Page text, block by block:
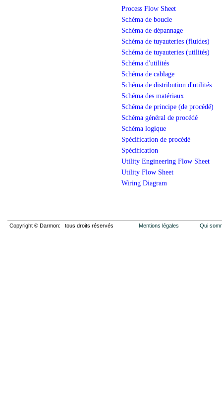
Process Flow Sheet
Schéma de boucle
Schéma de dépannage
Schéma de tuyauteries (fluides)
Schéma de tuyauteries (utilités)
Schéma d'utilités
Schéma de cablage
Schéma de distribution d'utilités
Schéma des matériaux
Schéma de principe (de procédé)
Schéma général de procédé
Schéma logique
Spécification de procédé
Spécification
Utility Engineering Flow Sheet
Utility Flow Sheet
Wiring Diagram
Copyright © Darmon: tous droits réservés Mentions légales Qui